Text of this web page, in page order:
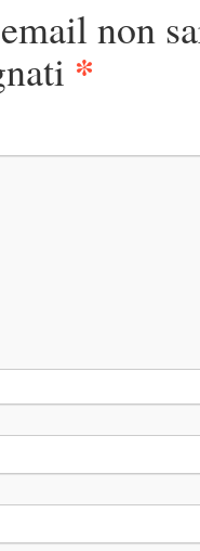
non
*